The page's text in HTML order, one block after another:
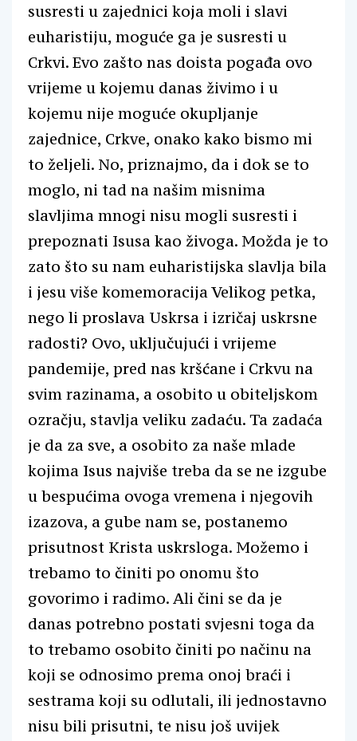
susresti u zajednici koja moli i slavi
euharistiju, moguće ga je susresti u
Crkvi. Evo zašto nas doista pogađa ovo
vrijeme u kojemu danas živimo i u
kojemu nije moguće okupljanje
zajednice, Crkve, onako kako bismo mi
to željeli. No, priznajmo, da i dok se to
moglo, ni tad na našim misnima
slavljima mnogi nisu mogli susresti i
prepoznati Isusa kao živoga. Možda je to
zato što su nam euharistijska slavlja bila
i jesu više komemoracija Velikog petka,
nego li proslava Uskrsa i izričaj uskrsne
radosti? Ovo, uključujući i vrijeme
pandemije, pred nas kršćane i Crkvu na
svim razinama, a osobito u obiteljskom
ozračju, stavlja veliku zadaću. Ta zadaća
je da za sve, a osobito za naše mlade
kojima Isus najviše treba da se ne izgube
u bespućima ovoga vremena i njegovih
izazova, a gube nam se, postanemo
prisutnost Krista uskrsloga. Možemo i
trebamo to činiti po onomu što
govorimo i radimo. Ali čini se da je
danas potrebno postati svjesni toga da
to trebamo osobito činiti po načinu na
koji se odnosimo prema onoj braći i
sestrama koji su odlutali, ili jednostavno
nisu bili prisutni, te nisu još uvijek